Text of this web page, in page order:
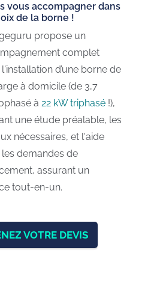
vous accompagner dans
de la borne !
propose un
complet
d’une borne de
à domicile (de 3,7
à 22 kW triphasé !),
une étude préalable, les
nécessaires, et l'aide
demandes de
assurant un
tout-en-un.
VOTRE DEVIS